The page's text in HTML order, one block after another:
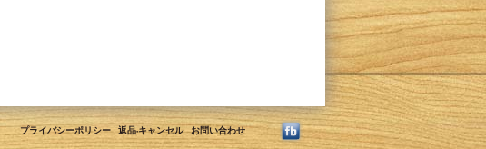
プライバシーポリシー 返品·キャンセル お問い合わせ